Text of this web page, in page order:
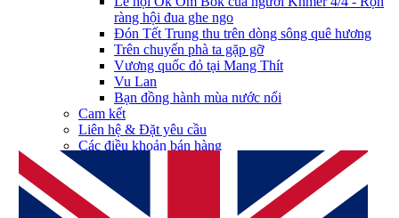
ràng hội đua ghe ngo
Đón Tết Trung thu trên dòng sông quê hương
Trên chuyến phà ta gặp gỡ
Vương quốc đỏ tại Mang Thít
Vu Lan
Bạn đồng hành mùa nước nổi
Cam kết
Liên hệ & Đặt yêu cầu
Các điều khoản bán hàng
Chính sách dịch vụ